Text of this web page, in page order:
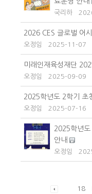
국리하
2026 CES 글로벌 어
오정임 2025-11-07
미래인재육성재단
오정임 2025-09-09
2025학년도 2학기 초
오정임 2025-07-16
2025학년
안내
오정임
18